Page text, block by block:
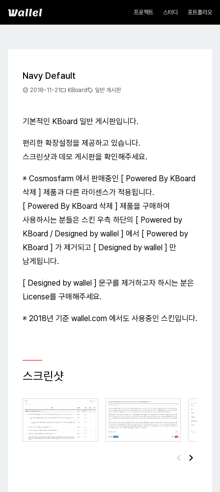
Wallel 네비게이션
프로젝트 스터디 포트폴리오
Navy Default
new_releases 2018-11-21folder KBoardsell 일반 게시판
기본적인 KBoard 일반 게시판입니다.
편리한 확장설정을 제공하고 있습니다.
스크린샷과 데모 게시판을 확인해주세요.
※ Cosmosfarm 에서 판매중인 [ Powered By KBoard
삭제 ] 제품과 다른 라이센스가 적용됩니다.
[ Powered By KBoard 삭제 ] 제품을 구매하여
사용하시는 분들은 스킨 우측 하단의 [ Powered by
KBoard / Designed by wallel ] 에서 [ Powered by
KBoard ] 가 제거되고 [ Designed by wallel ] 만
남게됩니다.
[ Designed by wallel ] 문구를 제거하고자 하시는 분은
License를 구매해주세요.
※ 2018년 기준 wallel.com 에서도 사용중인 스킨입니다.
스크린샷
chevron_left chevron_right